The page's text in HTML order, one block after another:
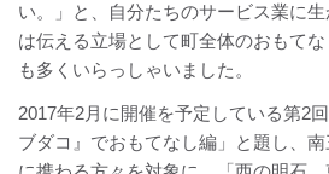
い。」と、自分たちのサービス業に
は伝える立場として町全体のおもて
も多くいらっしゃいました。
2017年2月に開催を予定している第2
ブダコ』でおもてなし編」と題し、